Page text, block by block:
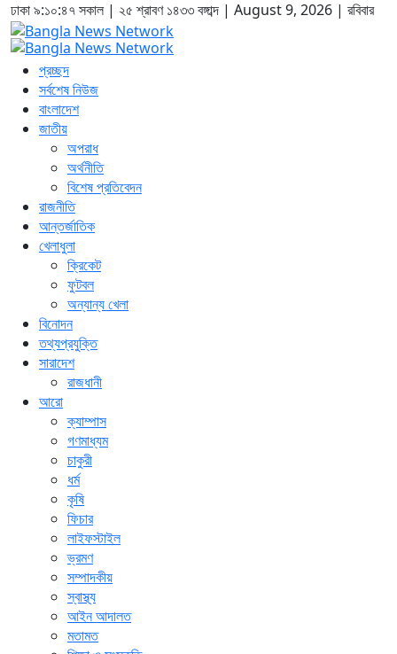
ঢাকা৯:১০:৪৭ সকাল | ২৫ শ্রাবণ ১৪৩৩ বঙ্গাব্দ | August 9, 2026 | রবিবার
প্রচ্ছদ
সর্বশেষ নিউজ
বাংলাদেশ
জাতীয়
অপরাধ
অর্থনীতি
বিশেষ প্রতিবেদন
রাজনীতি
আন্তর্জাতিক
খেলাধুলা
ক্রিকেট
ফুটবল
অন্যান্য খেলা
বিনোদন
তথ্যপ্রযুক্তি
সারাদেশ
রাজধানী
আরো
ক্যাম্পাস
গণমাধ্যম
চাকুরী
ধর্ম
কৃষি
ফিচার
লাইফস্টাইল
ভ্রমণ
সম্পাদকীয়
স্বাস্থ্য
আইন আদালত
মতামত